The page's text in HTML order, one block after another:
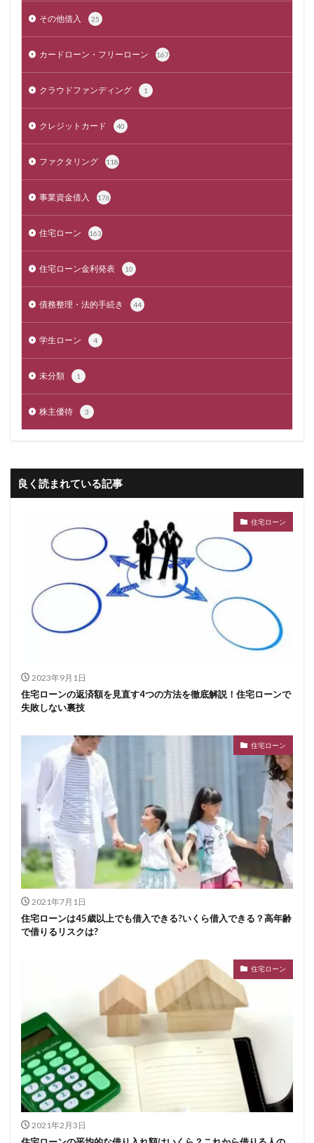
その他借入 25
カードローン・フリーローン 167
クラウドファンディング 1
クレジットカード 40
ファクタリング 118
事業資金借入 176
住宅ローン 163
住宅ローン金利発表 10
債務整理・法的手続き 44
学生ローン 4
未分類 1
株主優待 3
良く読まれている記事
住宅ローン
2023年9月1日
住宅ローンの返済額を見直す4つの方法を徹底解説！住宅ローンで
失敗しない裏技
住宅ローン
2021年7月1日
住宅ローンは45歳以上でも借入できる?いくら借入できる？高年齢
で借りるリスクは?
住宅ローン
2021年2月3日